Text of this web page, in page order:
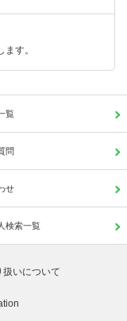
す。
覧
問
せ
検索一覧
いについて